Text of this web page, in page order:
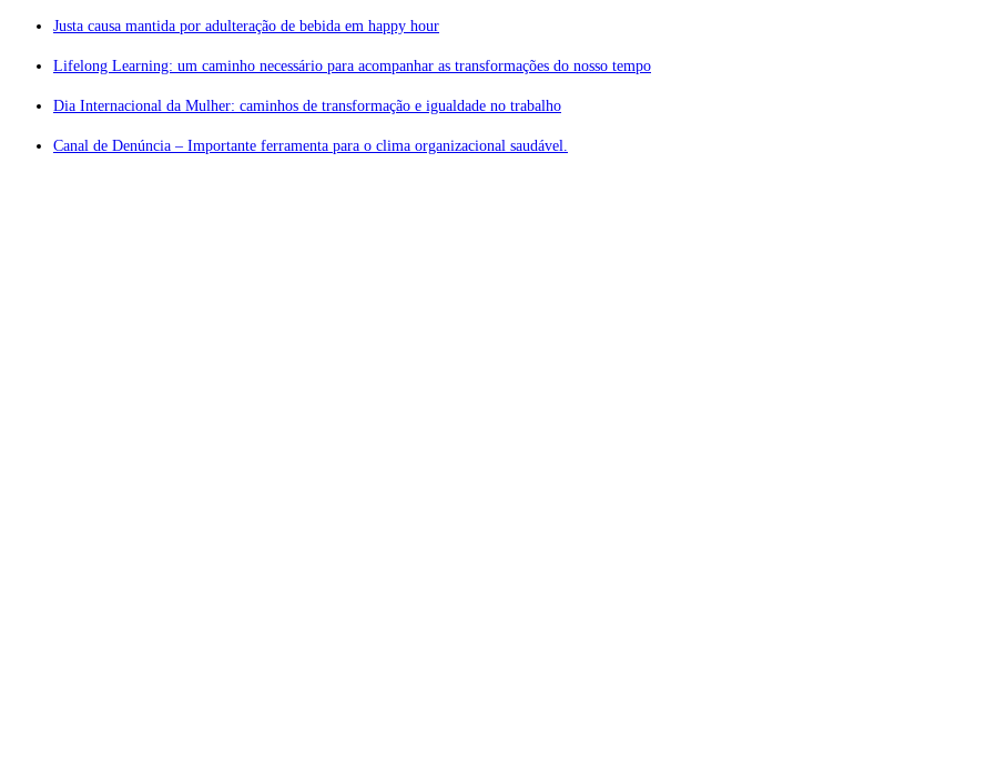
Justa causa mantida por adulteração de bebida em happy hour
Lifelong Learning: um caminho necessário para acompanhar as transformações do nosso tempo
Dia Internacional da Mulher: caminhos de transformação e igualdade no trabalho
Canal de Denúncia – Importante ferramenta para o clima organizacional saudável.